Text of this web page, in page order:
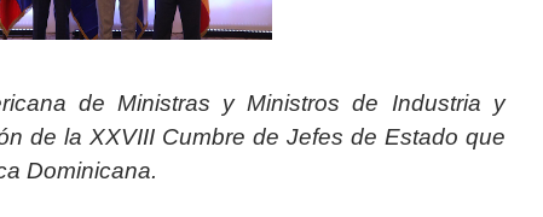
de Ministras y Ministros de Industria y
de la XXVIII Cumbre de Jefes de Estado que
Dominicana.